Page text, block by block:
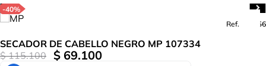
-40%
Ref.
766856
SECADOR DE CABELLO NEGRO MP 107334
$ 115.100 $ 69.100